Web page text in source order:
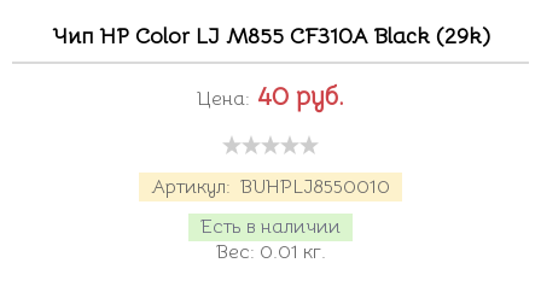
Чип HP Color LJ M855 CF310A Black (29k)
Артикул: BUHPLJ8550010
Есть в наличии
Вес: 0.01 кг.
Цена: 40 руб.